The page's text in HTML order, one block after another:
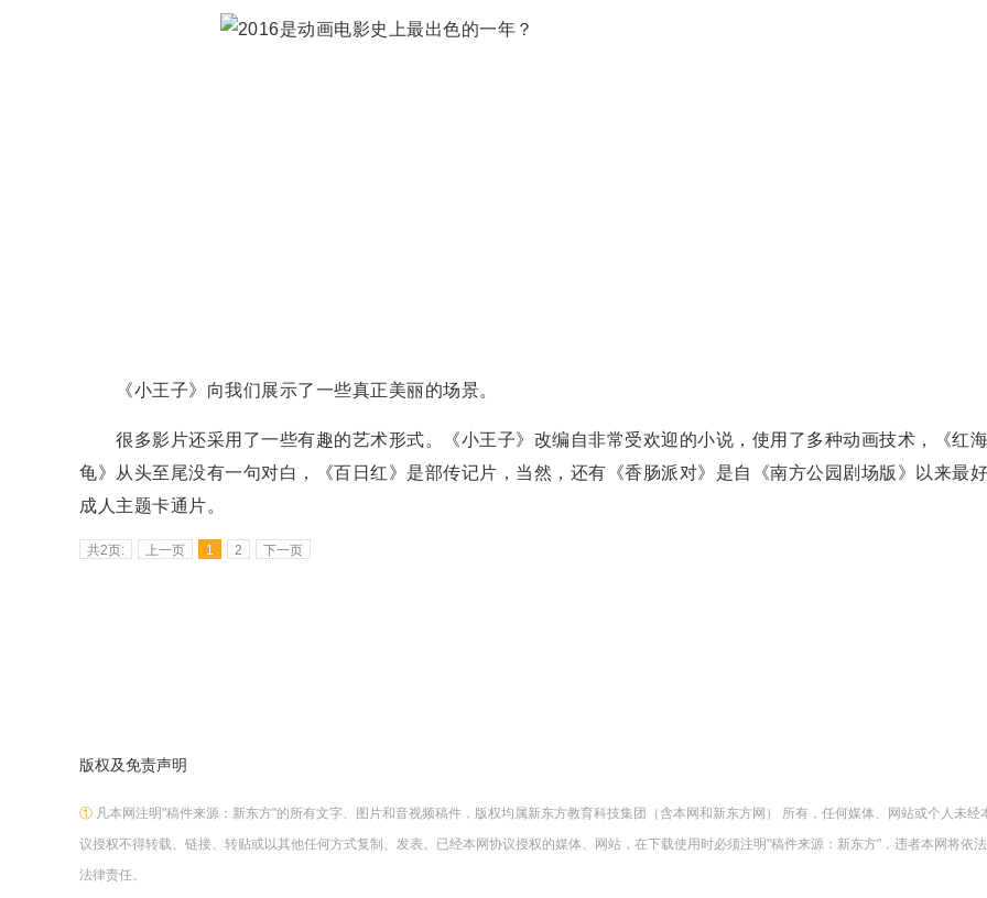
《小王子》向我们展示了一些真正美丽的场景。
很多影片还采用了一些有趣的艺术形式。《小王子》改编自非常受欢迎的小说，使用了多种动画技术，《红海
龟》从头至尾没有一句对白，《百日红》是部传记片，当然，还有《香肠派对》是自《南方公园剧场版》以来最
成人主题卡通片。
共2页: 上一页 1 2 下一页
版权及免责声明
① 凡本网注明"稿件来源：新东方"的所有文字、图片和音视频稿件，版权均属新东方教育科技集团（含本网和新东方网） 所有，任何媒体、网站或个人未经
议授权不得转载、链接、转贴或以其他任何方式复制、发表。已经本网协议授权的媒体、网站，在下载使用时必须注明"稿件来源：新东方"，违者本网将依
法律责任。